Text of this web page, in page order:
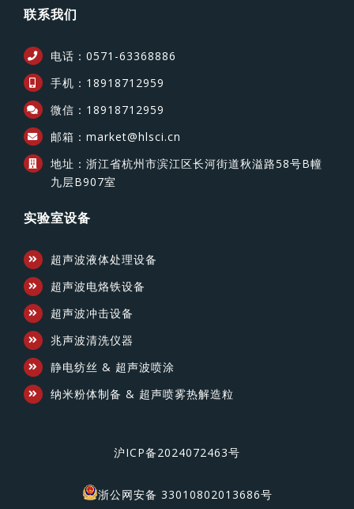
联系我们
电话：0571-63368886
手机：18918712959
微信：18918712959
邮箱：market@hlsci.cn
地址：浙江省杭州市滨江区长河街道秋溢路58号B幢
九层B907室
实验室设备
超声波液体处理设备
超声波电烙铁设备
超声波冲击设备
兆声波清洗仪器
静电纺丝 & 超声波喷涂
纳米粉体制备 & 超声喷雾热解造粒
沪ICP备2024072463号
浙公网安备 33010802013686号